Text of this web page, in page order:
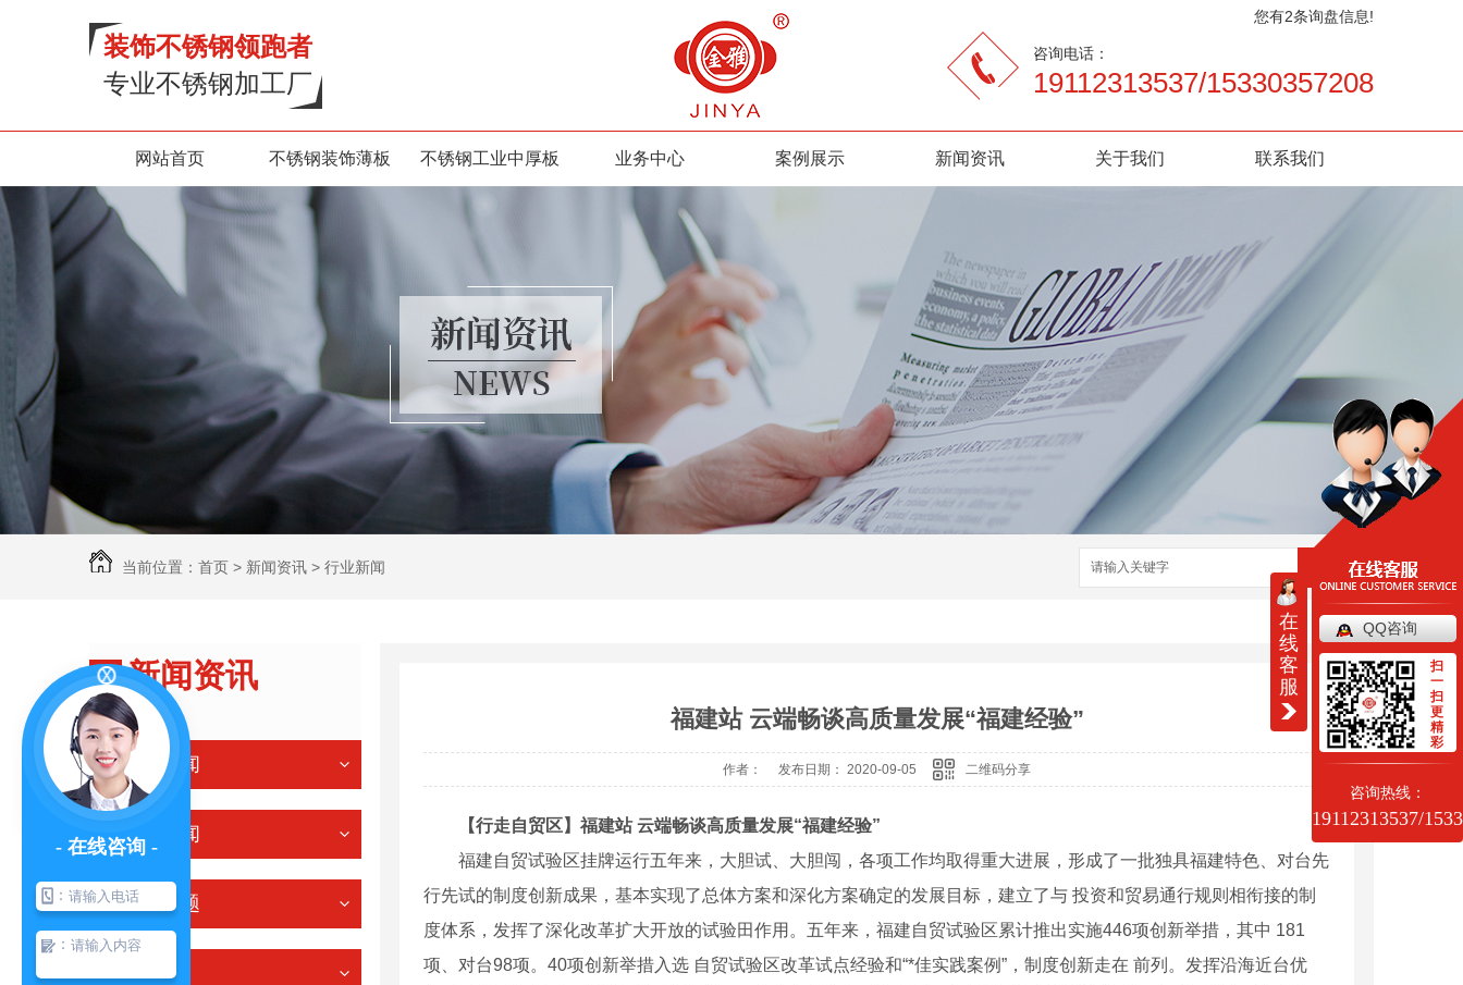
装饰不锈钢领跑者
专业不锈钢加工厂
咨询电话：
19112313537/15330357208
您有2条询盘信息!
网站首页 不锈钢装饰薄板 不锈钢工业中厚板 业务中心 案例展示 新闻资讯 关于我们 联系我们
当前位置： 首页 > 新闻资讯 > 行业新闻 搜索
新闻资讯
NEWS
公司新闻
行业新闻
常见问题
其他
福建站 云端畅谈高质量发展“福建经验”
作者： 发布日期： 2020-09-05 二维码分享
【行走自贸区】福建站 云端畅谈高质量发展“福建经验”
福建自贸试验区挂牌运行五年来，大胆试、大胆闯，各项工作均取得重大进展，形成了一批独具福建特色、对台先
行先试的制度创新成果，基本实现了总体方案和深化方案确定的发展目标，建立了与 投资和贸易通行规则相衔接的制
度体系，发挥了深化改革扩大开放的试验田作用。五年来，福建自贸试验区累计推出实施446项创新举措，其中 181
项、对台98项。40项创新举措入选 自贸试验区改革试点经验和“*佳实践案例”，制度创新走在 前列。发挥沿海近台优
在
线
客
服
QQ咨询
扫
一
扫
更
精
彩
咨询热线：
19112313537/
- 在线咨询 -
：
：